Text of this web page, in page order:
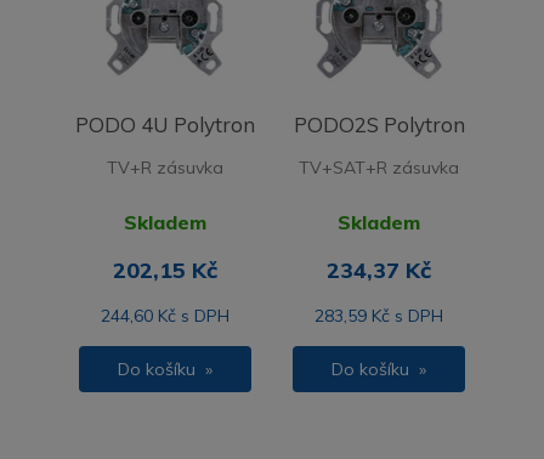
PODO 4U Polytron
TV+R zásuvka
Skladem
202,15 Kč
244,60 Kč s DPH
Do košíku »
PODO2S Polytron
TV+SAT+R zásuvka
Skladem
234,37 Kč
283,59 Kč s DPH
Do košíku »